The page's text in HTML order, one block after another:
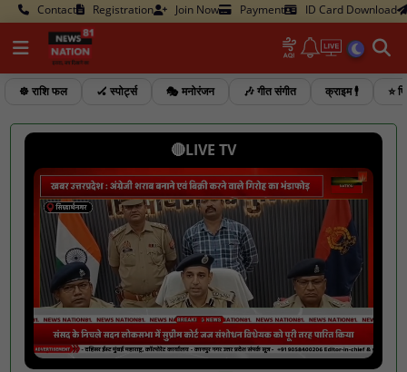
Contact Registration Join Now Payment ID Card Download
☸️ राशि फल 🏑 स्पोर्ट्स 🎭 मनोरंजन 🎶 गीत संगीत क्राइम 🕴️ ⭐
🔴LIVE TV